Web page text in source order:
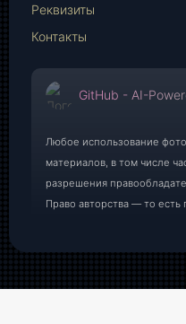
Реквизиты
Контакты
GitHub - AI-
Любое использование
материалов, в том числе
разрешения
Право авторства — то есть